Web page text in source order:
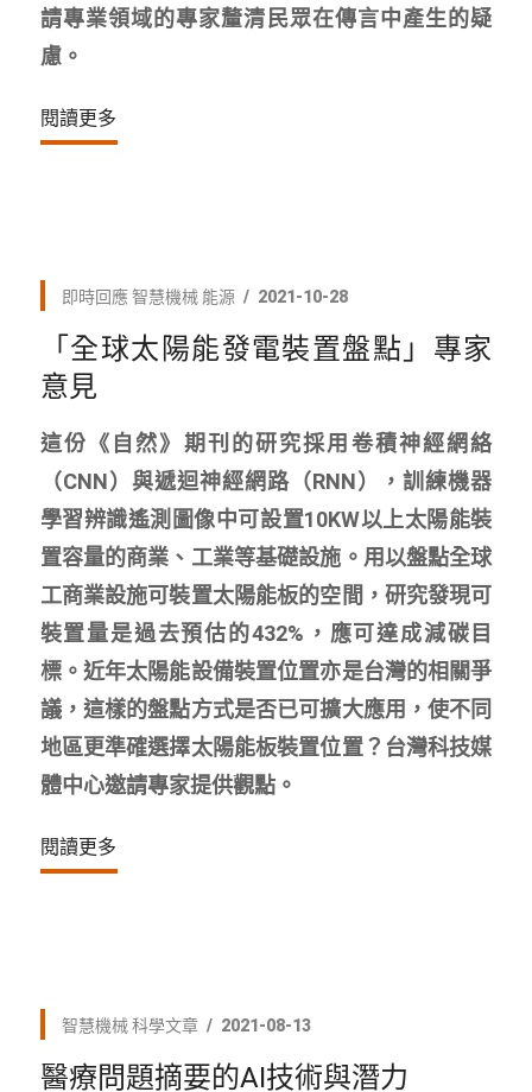
請專業領域的專家釐清民眾在傳言中產生的疑
慮。
閱讀更多
即時回應 智慧機械 能源 2021-10-28
「全球太陽能發電裝置盤點」專家
意見
這份《自然》期刊的研究採用卷積神經網絡
（CNN）與遞迴神經網路（RNN），訓練機器
學習辨識遙測圖像中可設置10KW以上太陽能裝
置容量的商業、工業等基礎設施。用以盤點全球
工商業設施可裝置太陽能板的空間，研究發現可
裝置量是過去預估的432%，應可達成減碳目
標。近年太陽能設備裝置位置亦是台灣的相關爭
議，這樣的盤點方式是否已可擴大應用，使不同
地區更準確選擇太陽能板裝置位置？台灣科技媒
體中心邀請專家提供觀點。
閱讀更多
智慧機械 科學文章 2021-08-13
醫療問題摘要的AI技術與潛力